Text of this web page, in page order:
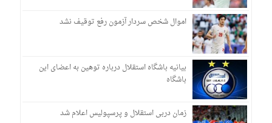
اموال شخص سردار آزمون رفع توقیف نشد
بیانیه باشگاه استقلال درباره توهین به اعضای این
باشگاه
زمان دربی استقلال و پرسپولیس اعلام شد